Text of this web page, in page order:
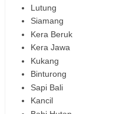
Lutung
Siamang
Kera Beruk
Kera Jawa
Kukang
Binturong
Sapi Bali
Kancil